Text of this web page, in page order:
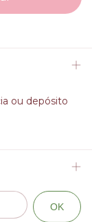
ou depósito
Alterar CEP
OK